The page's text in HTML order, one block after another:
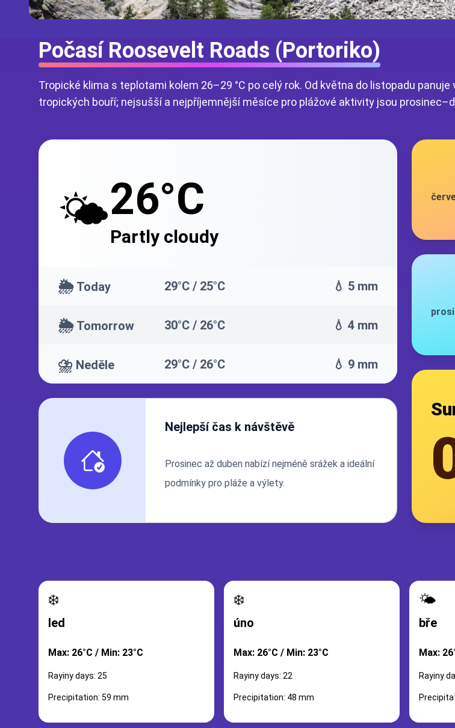
Počasí Roosevelt Roads (Portoriko)
Tropické klima s teplotami kolem 26–29 °C po celý rok. Od května do listopadu
tropických bouří; nejsušší a nejpříjemnější měsíce pro plážové aktivity jsou
🌤️26°C
Partly cloudy
🌦️ Today 29°C / 25°C 💧 5 mm
🌦️ Tomorrow 30°C / 26°C 💧 4 mm
⛈️ Neděle 29°C / 26°C 💧 9 mm
Nejlepší čas k návštěvě
Prosinec až duben nabízí nejméně srážek a ideální
podmínky pro pláže a výlety.
❄️
led
Max: 26°C / Min: 23°C
Rayiny days: 25
Precipitation: 59 mm
❄️
úno
Max: 26°C / Min: 23°C
Rayiny days: 22
Precipitation: 48 mm
🌤️
bře
Max:
Rayiny